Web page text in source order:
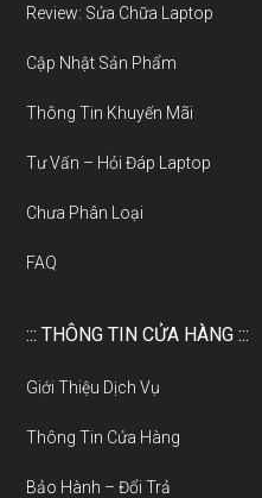
Review: Sửa Chữa Laptop
Cập Nhật Sản Phẩm
Thông Tin Khuyến Mãi
Tư Vấn – Hỏi Đáp Laptop
Chưa Phân Loại
FAQ
::: THÔNG TIN CỬA HÀNG :::
Giới Thiệu Dịch Vụ
Thông Tin Cửa Hàng
Bảo Hành – Đổi Trả